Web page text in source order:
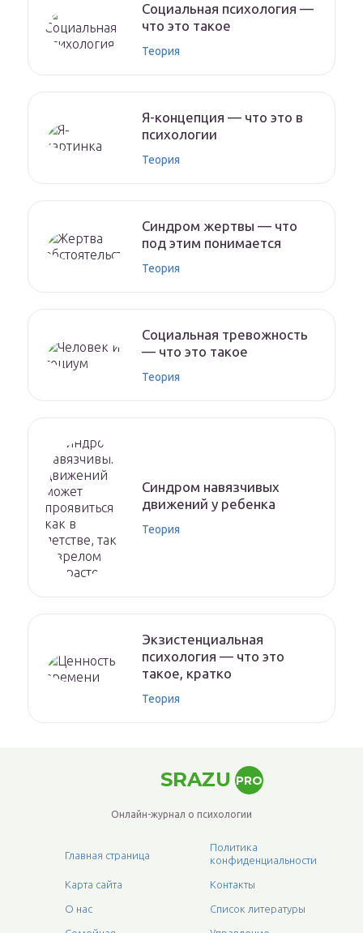
Социальная психология —
что это такое
Теория
Я-концепция — что это в
психологии
Теория
Синдром жертвы — что
под этим понимается
Теория
Социальная тревожность
— что это такое
Теория
Синдром навязчивых
движений у ребенка
Теория
Экзистенциальная
психология — что это
такое, кратко
Теория
SRAZU PRO
Онлайн-журнал о психологии
Главная страница
Политика
конфиденциальности
Карта сайта Контакты
О нас Список литературы